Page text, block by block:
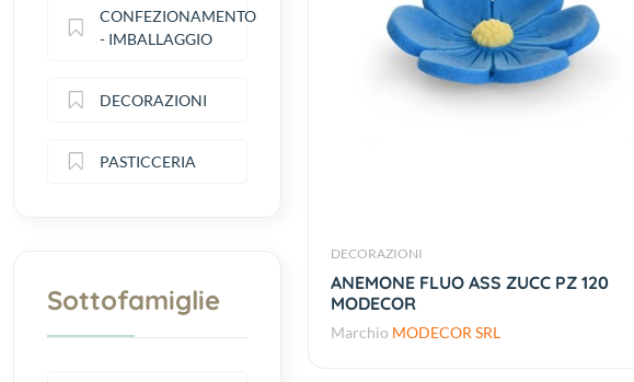
DECORAZIONI
ANEMONE FLUO ASS ZUCC PZ 120
MODECOR
Marchio MODECOR SRL
CONFEZIONAMENTO
- IMBALLAGGIO
DECORAZIONI
PASTICCERIA
Sottofamiglie